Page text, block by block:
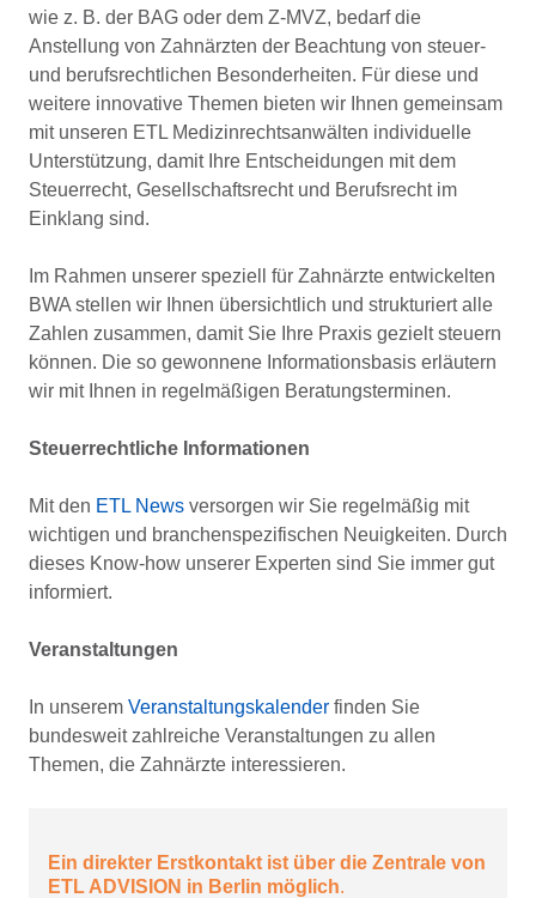
wie z. B. der BAG oder dem Z-MVZ, bedarf die
Anstellung von Zahnärzten der Beachtung von steuer-
und berufsrechtlichen Besonderheiten. Für diese und
weitere innovative Themen bieten wir Ihnen gemeinsam
mit unseren ETL Medizinrechtsanwälten individuelle
Unterstützung, damit Ihre Entscheidungen mit dem
Steuerrecht, Gesellschaftsrecht und Berufsrecht im
Einklang sind.
Im Rahmen unserer speziell für Zahnärzte entwickelten
BWA stellen wir Ihnen übersichtlich und strukturiert alle
Zahlen zusammen, damit Sie Ihre Praxis gezielt steuern
können. Die so gewonnene Informationsbasis erläutern
wir mit Ihnen in regelmäßigen Beratungsterminen.
Steuerrechtliche Informationen
Mit den ETL News versorgen wir Sie regelmäßig mit
wichtigen und branchenspezifischen Neuigkeiten. Durch
dieses Know-how unserer Experten sind Sie immer gut
informiert.
Veranstaltungen
In unserem Veranstaltungskalender finden Sie
bundesweit zahlreiche Veranstaltungen zu allen
Themen, die Zahnärzte interessieren.
Ein direkter Erstkontakt ist über die Zentrale von
ETL ADVISION in Berlin möglich.